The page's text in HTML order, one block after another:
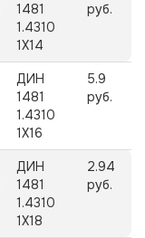
1481
1.4310
1X14
руб.
ДИН
1481
1.4310
1X16
5.9
руб.
ДИН
1481
1.4310
1X18
2.94
руб.